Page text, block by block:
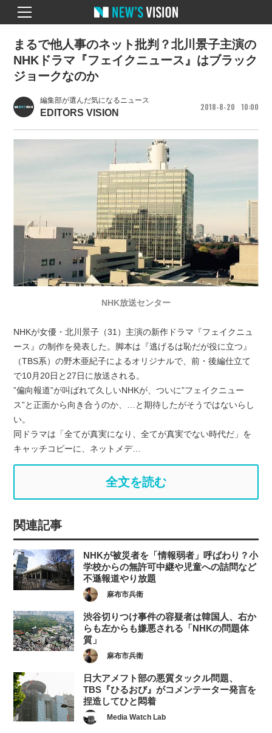
編集部が選んだ気になるニュース
EDITORS VISION
2018 8 20 10 00
まるで他人事のネット批判？北川景子主演の
NHKドラマ『フェイクニュース』はブラック
ジョークなのか
NHK放送センター
NHKが女優・北川景子（31）主演の新作ドラマ『フェイクニュ
ース』の制作を発表した。脚本は『逃げるは恥だが役に立つ』
（TBS系）の野木亜紀子によるオリジナルで、前・後編仕立て
で10月20日と27日に放送される。
”偏向報道”が叫ばれて久しいNHKが、ついに”フェイクニュー
ス”と正面から向き合うのか、…と期待したがそうではないらし
い。
同ドラマは「全てが真実になり、全てが真実でない時代だ」を
キャッチコピーに、ネットメデ…
全文を読む
関連記事
NHKが被災者を「情報弱者」呼ばわり？小
学校からの無許可中継や児童への詰問など
不遜報道やり放題
麻布市兵衛
渋谷切りつけ事件の容疑者は韓国人、右か
らも左からも嫌悪される「NHKの問題体
質」
麻布市兵衛
日大アメフト部の悪質タックル問題、
TBS『ひるおび』がコメンテーター発言を
捏造してひと悶着
Media Watch Lab